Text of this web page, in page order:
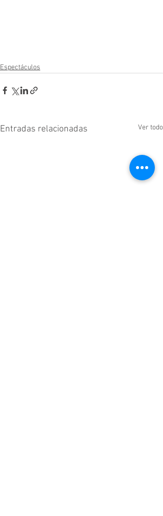
Espectáculos
Entradas relacionadas Ver todo